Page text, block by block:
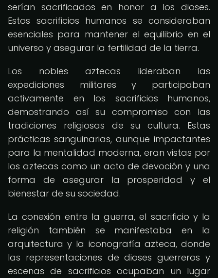
serían sacrificados en honor a los dioses.
Estos sacrificios humanos se consideraban
esenciales para mantener el equilibrio en el
universo y asegurar la fertilidad de la tierra.
Los nobles aztecas lideraban las
expediciones militares y participaban
activamente en los sacrificios humanos,
demostrando así su compromiso con las
tradiciones religiosas de su cultura. Estas
prácticas sanguinarias, aunque impactantes
para la mentalidad moderna, eran vistas por
los aztecas como un acto de devoción y una
forma de asegurar la prosperidad y el
bienestar de su sociedad.
La conexión entre la guerra, el sacrificio y la
religión también se manifestaba en la
arquitectura y la iconografía azteca, donde
las representaciones de dioses guerreros y
escenas de sacrificios ocupaban un lugar